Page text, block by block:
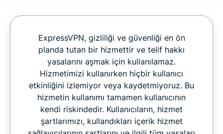
ExpressVPN, gizliliği ve güvenliği en ön
planda tutan bir hizmettir ve telif hakkı
yasalarını aşmak için kullanılamaz.
Hizmetimizi kullanırken hiçbir kullanıcı
etkinliğini izlemiyor veya kaydetmiyoruz. Bu
hizmetin kullanımı tamamen kullanıcının
kendi riskindedir. Kullanıcıların, hizmet
şartlarımızı, kullandıkları içerik hizmet